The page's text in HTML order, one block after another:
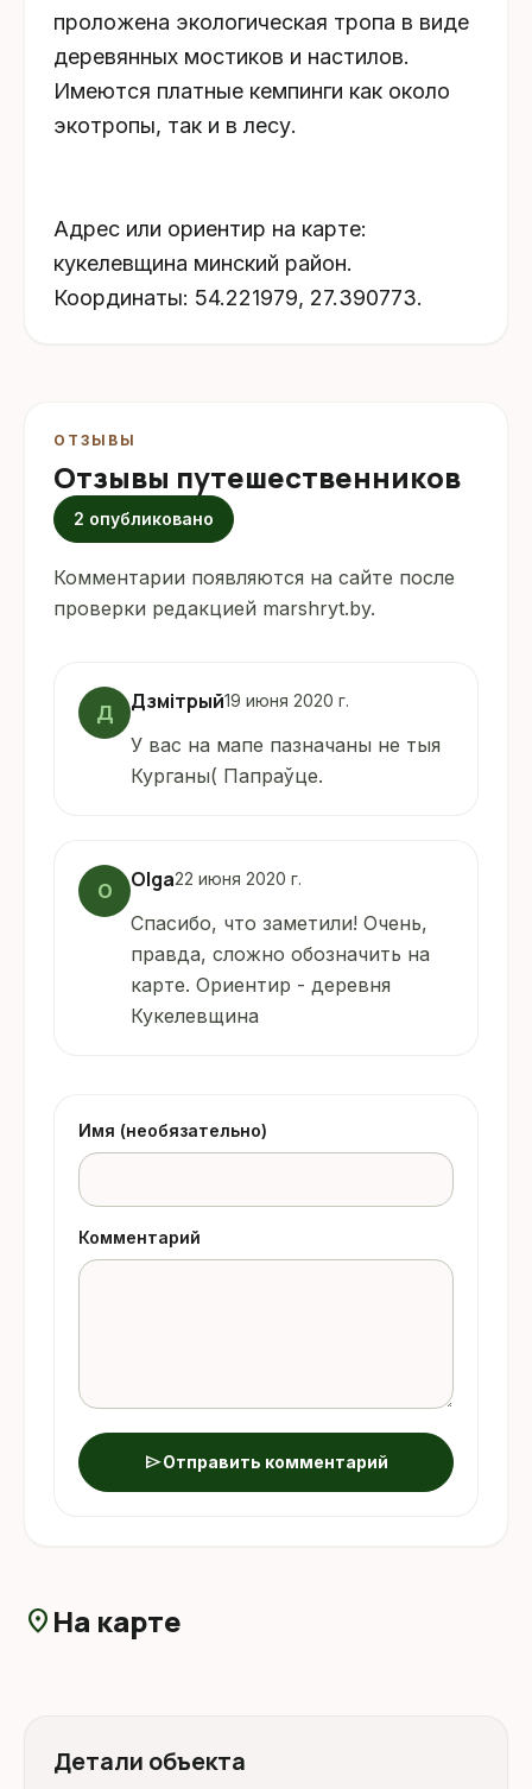
проложена экологическая тропа в виде
деревянных мостиков и настилов.
Имеются платные кемпинги как около
экотропы, так и в лесу.
Адрес или ориентир на карте:
кукелевщина минский район.
Координаты: 54.221979, 27.390773.
ОТЗЫВЫ
Отзывы путешественников
2 опубликовано
Комментарии появляются на сайте после
проверки редакцией marshryt.by.
Д Дзмітрый19 июня 2020 г.
У вас на мапе пазначаны не тыя
Курганы( Папраўце.
O Olga22 июня 2020 г.
Спасибо, что заметили! Очень,
правда, сложно обозначить на
карте. Ориентир - деревня
Кукелевщина
Имя (необязательно)
Комментарий
sendОтправить комментарий
location_on На карте
Детали объекта